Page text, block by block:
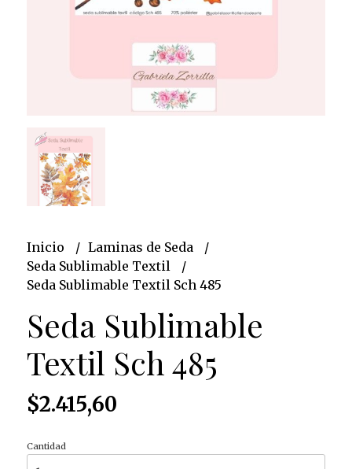
Inicio
Laminas de Seda
Seda Sublimable Textil
Seda Sublimable Textil Sch 485
Seda Sublimable
Textil Sch 485
$2.415,60
Cantidad